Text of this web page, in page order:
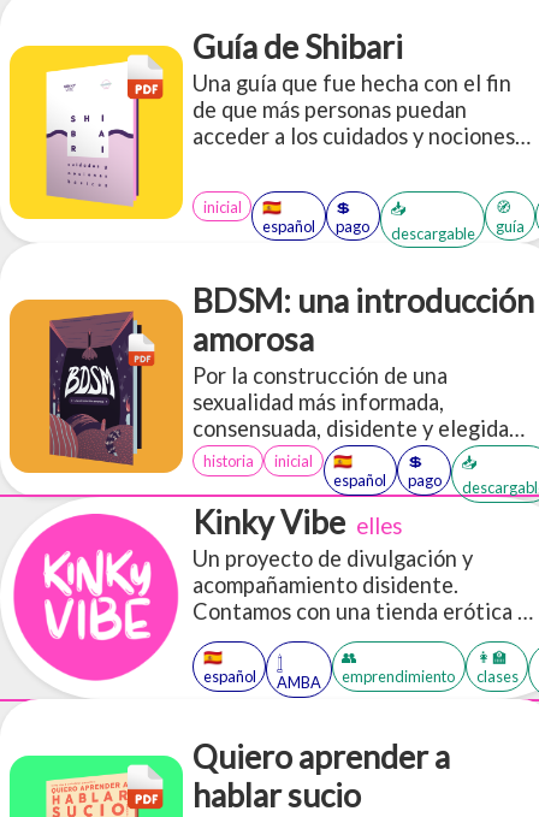
Guía de Shibari
Una guía que fue hecha con el fin
de que más personas puedan
acceder a los cuidados y nociones
restricción de cuerdas.
inicial
🇪🇸
español
💲
pago
📥
descargable
🧭
guía
BDSM: una introducción
amorosa
Por la construcción de una
sexualidad más informada,
consensuada, disidente y elegida
libremente. Versión ilustrada.
historia inicial
🇪🇸
español
💲
pago
📥
Kinky Vibe elles
Un proyecto de divulgación y
acompañamiento disidente.
Contamos con una tienda erótica y
de cuidados, pro-sexo y kinky y
trabajamos priorizando la
educación sexual y los cuidados
🇪🇸
español
𓉶
AMBA
👥
emprendimiento
👩‍🏫
clases
Quiero aprender a
hablar sucio